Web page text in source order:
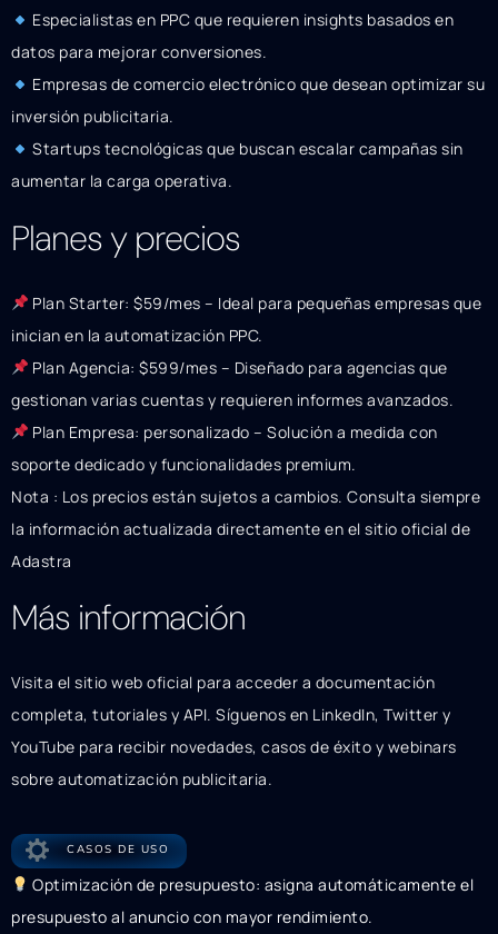
Especialistas en PPC que requieren insights basados en
datos para mejorar conversiones.
Empresas de comercio electrónico que desean optimizar su
inversión publicitaria.
Startups tecnológicas que buscan escalar campañas sin
aumentar la carga operativa.
Planes y precios
Plan Starter: $59/mes – Ideal para pequeñas empresas que
inician en la automatización PPC.
Plan Agencia: $599/mes – Diseñado para agencias que
gestionan varias cuentas y requieren informes avanzados.
Plan Empresa: personalizado – Solución a medida con
soporte dedicado y funcionalidades premium.
Nota : Los precios están sujetos a cambios. Consulta siempre
la información actualizada directamente en el sitio oficial de
Adastra
Más información
Visita el sitio web oficial para acceder a documentación
completa, tutoriales y API. Síguenos en LinkedIn, Twitter y
YouTube para recibir novedades, casos de éxito y webinars
sobre automatización publicitaria.
CASOS DE USO
Optimización de presupuesto: asigna automáticamente el
presupuesto al anuncio con mayor rendimiento.